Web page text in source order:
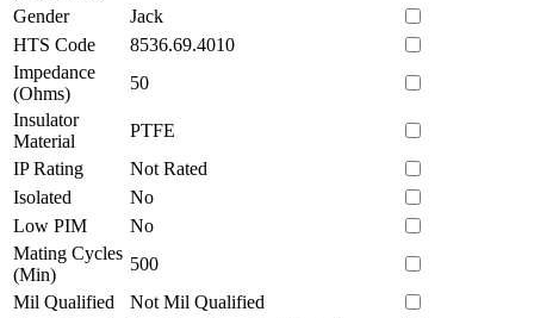
Gender
Jack
HTS Code
8536.69.4010
Impedance
(Ohms)
50
Insulator
Material
PTFE
IP Rating
Not Rated
Isolated
No
Low PIM
No
Mating Cycles
(Min)
500
Mil Qualified
Not Mil Qualified